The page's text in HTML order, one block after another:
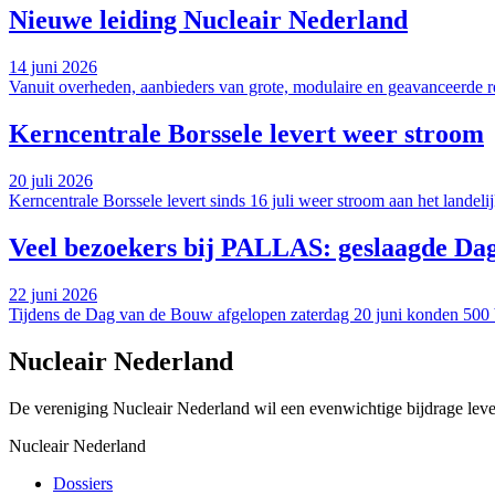
Nieuwe leiding Nucleair Nederland
14 juni 2026
Vanuit overheden, aanbieders van grote, modulaire en
Kerncentrale Borssele levert weer stroom
20 juli 2026
Kerncentrale Borssele levert sinds 16 juli weer stroom aan het
Veel bezoekers bij PALLAS: geslaagde
22 juni 2026
Tijdens de Dag van de Bouw afgelopen zaterdag 20 juni konden
Nucleair Nederland
De vereniging Nucleair Nederland wil een evenwichtige bijdrage
Nucleair Nederland
Dossiers